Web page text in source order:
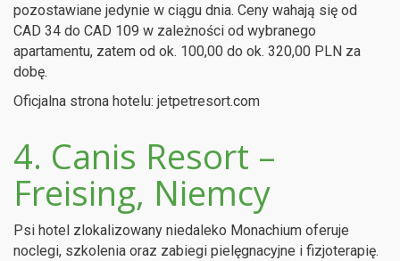
pozostawiane jedynie w ciągu dnia. Ceny wahają się od
CAD 34 do CAD 109 w zależności od wybranego
apartamentu, zatem od ok. 100,00 do ok. 320,00 PLN za
dobę.
Oficjalna strona hotelu: jetpetresort.com
4. Canis Resort –
Freising, Niemcy
Psi hotel zlokalizowany niedaleko Monachium oferuje
noclegi, szkolenia oraz zabiegi pielęgnacyjne i fizjoterapię.